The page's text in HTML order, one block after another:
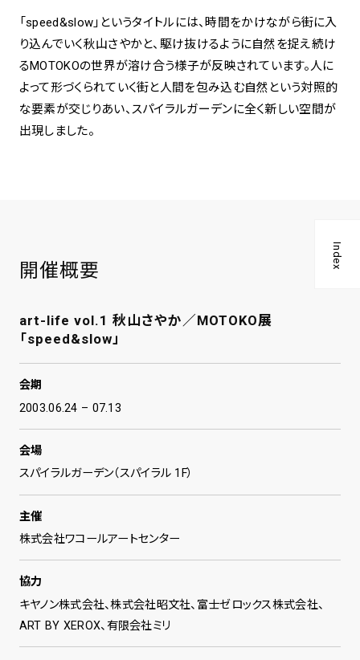
Index
「speed&slow」というタイトルには、時間をかけながら街に入
り込んでいく秋山さやかと、駆け抜けるように自然を捉え続け
るMOTOKOの世界が溶け合う様子が反映されています。人に
よって形づくられていく街と人間を包み込む自然という対照的
な要素が交じりあい、スパイラルガーデンに全く新しい空間が
出現しました。
開催概要
art-life vol.1 秋山さやか／MOTOKO展
「speed&slow」
会期
2003.06.24 – 07.13
会場
スパイラルガーデン（スパイラル 1F）
主催
株式会社ワコールアートセンター
協力
キヤノン株式会社、株式会社昭文社、富士ゼロックス株式会社、
ART BY XEROX、有限会社ミリ